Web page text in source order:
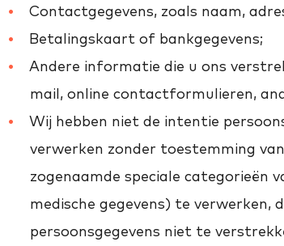
Contactgegevens, zoals naam,
Betalingskaart of bankgegevens;
Andere informatie die u ons
mail, online contactformulieren,
Wij hebben niet de intentie
verwerken zonder toestemming
zogenaamde speciale categorieën
medische gegevens) te verwerken,
persoonsgegevens niet te